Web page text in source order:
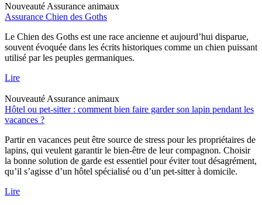
Nouveauté Assurance animaux
Assurance Chien des Goths
Le Chien des Goths est une race ancienne et aujourd’hui disparue,
souvent évoquée dans les écrits historiques comme un chien puissant
utilisé par les peuples germaniques.
Lire
Nouveauté Assurance animaux
Hôtel ou pet-sitter : comment bien faire garder son lapin pendant les
vacances ?
Partir en vacances peut être source de stress pour les propriétaires de
lapins, qui veulent garantir le bien-être de leur compagnon. Choisir
la bonne solution de garde est essentiel pour éviter tout désagrément,
qu’il s’agisse d’un hôtel spécialisé ou d’un pet-sitter à domicile.
Lire